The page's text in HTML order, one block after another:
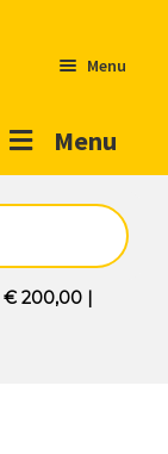
Menu
Menu
€ 200,00|